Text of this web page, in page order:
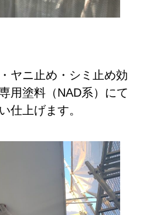
ヤニ止め・シミ止め効
用塗料（NAD系）にて
仕上げます。